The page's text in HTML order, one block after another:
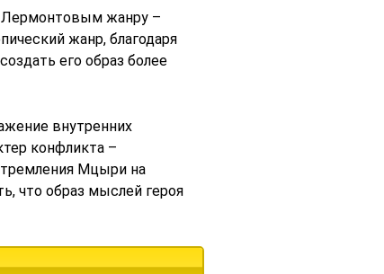
жанру –
жанр, благодаря
его образ более
внутренних
конфликта –
Мцыри на
что образ мыслей героя